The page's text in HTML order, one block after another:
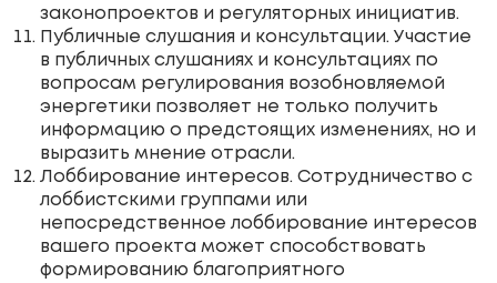
законопроектов и регуляторных инициатив.
Публичные слушания и консультации. Участие
в публичных слушаниях и консультациях по
вопросам регулирования возобновляемой
энергетики позволяет не только получить
информацию о предстоящих изменениях, но и
выразить мнение отрасли.
Лоббирование интересов. Сотрудничество с
лоббистскими группами или
непосредственное лоббирование интересов
вашего проекта может способствовать
формированию благоприятного